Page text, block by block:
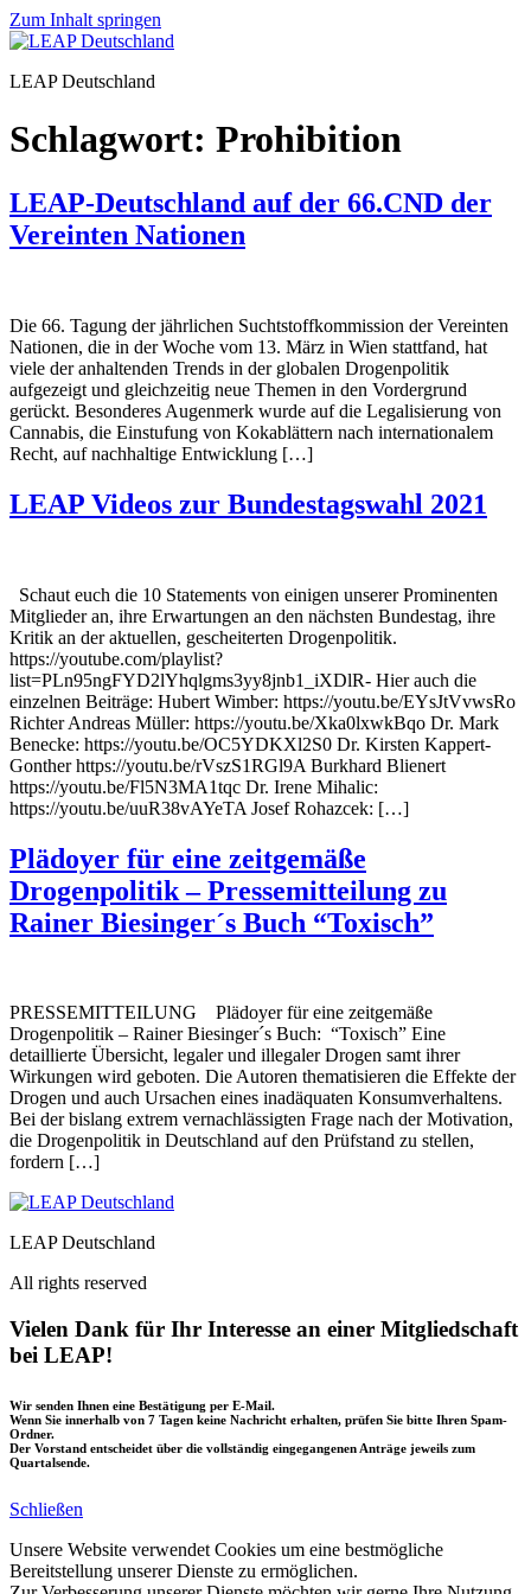
Zum Inhalt springen
LEAP Deutschland
Schlagwort: Prohibition
LEAP-Deutschland auf der 66.CND der
Vereinten Nationen
Die 66. Tagung der jährlichen Suchtstoffkommission der Vereinten
Nationen, die in der Woche vom 13. März in Wien stattfand, hat
viele der anhaltenden Trends in der globalen Drogenpolitik
aufgezeigt und gleichzeitig neue Themen in den Vordergrund
gerückt. Besonderes Augenmerk wurde auf die Legalisierung von
Cannabis, die Einstufung von Kokablättern nach internationalem
Recht, auf nachhaltige Entwicklung […]
LEAP Videos zur Bundestagswahl 2021
Schaut euch die 10 Statements von einigen unserer Prominenten
Mitglieder an, ihre Erwartungen an den nächsten Bundestag, ihre
Kritik an der aktuellen, gescheiterten Drogenpolitik.
https://youtube.com/playlist?
list=PLn95ngFYD2lYhqlgms3yy8jnb1_iXDlR- Hier auch die
einzelnen Beiträge: Hubert Wimber: https://youtu.be/EYsJtVvwsRo
Richter Andreas Müller: https://youtu.be/Xka0lxwkBqo Dr. Mark
Benecke: https://youtu.be/OC5YDKXl2S0 Dr. Kirsten Kappert-
Gonther https://youtu.be/rVszS1RGl9A Burkhard Blienert
https://youtu.be/Fl5N3MA1tqc Dr. Irene Mihalic:
https://youtu.be/uuR38vAYeTA Josef Rohazcek: […]
Plädoyer für eine zeitgemäße
Drogenpolitik – Pressemitteilung zu
Rainer Biesinger´s Buch “Toxisch”
PRESSEMITTEILUNG Plädoyer für eine zeitgemäße
Drogenpolitik – Rainer Biesinger´s Buch: “Toxisch” Eine
detaillierte Übersicht, legaler und illegaler Drogen samt ihrer
Wirkungen wird geboten. Die Autoren thematisieren die Effekte der
Drogen und auch Ursachen eines inadäquaten Konsumverhaltens.
Bei der bislang extrem vernachlässigten Frage nach der Motivation,
die Drogenpolitik in Deutschland auf den Prüfstand zu stellen,
fordern […]
LEAP Deutschland
All rights reserved
Vielen Dank für Ihr Interesse an einer Mitgliedschaft
bei LEAP!
Wir senden Ihnen eine Bestätigung per E-Mail.
Wenn Sie innerhalb von 7 Tagen keine Nachricht erhalten, prüfen Sie bitte Ihren Spam-
Ordner.
Der Vorstand entscheidet über die vollständig eingegangenen Anträge jeweils zum
Quartalsende.
Schließen
Unsere Website verwendet Cookies um eine bestmögliche
Bereitstellung unserer Dienste zu ermöglichen.